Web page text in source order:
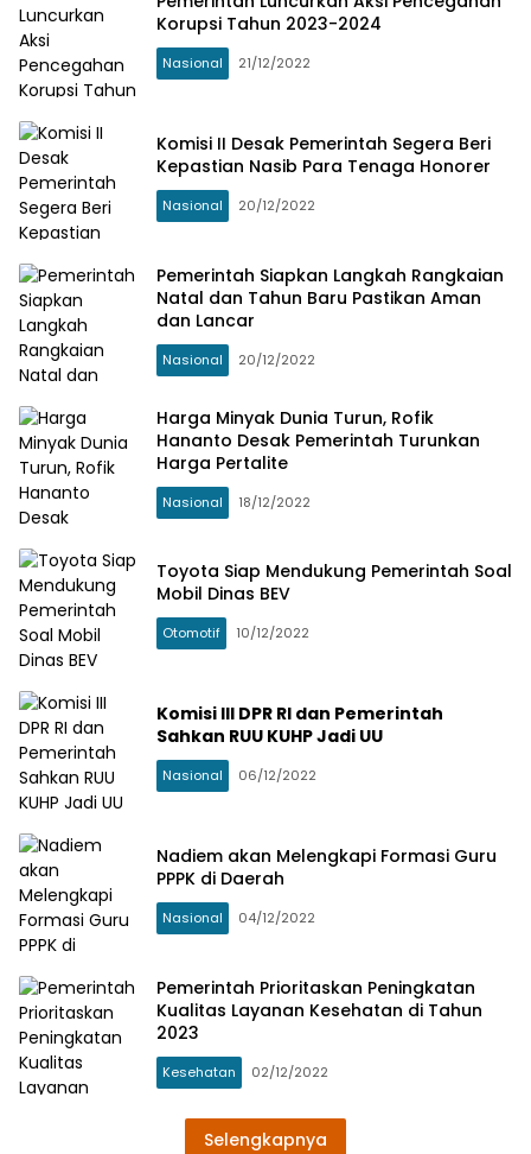
Korupsi Tahun 2023-2024
Nasional 21/12/2022
Komisi II Desak Pemerintah Segera Beri
Kepastian Nasib Para Tenaga Honorer
Nasional 20/12/2022
Pemerintah Siapkan Langkah Rangkaian
Natal dan Tahun Baru Pastikan Aman
dan Lancar
Nasional 20/12/2022
Harga Minyak Dunia Turun, Rofik
Hananto Desak Pemerintah Turunkan
Harga Pertalite
Nasional 18/12/2022
Toyota Siap Mendukung Pemerintah Soal
Mobil Dinas BEV
Otomotif 10/12/2022
Komisi III DPR RI dan Pemerintah
Sahkan RUU KUHP Jadi UU
Nasional 06/12/2022
Nadiem akan Melengkapi Formasi Guru
PPPK di Daerah
Nasional 04/12/2022
Pemerintah Prioritaskan Peningkatan
Kualitas Layanan Kesehatan di Tahun
2023
Kesehatan 02/12/2022
Selengkapnya